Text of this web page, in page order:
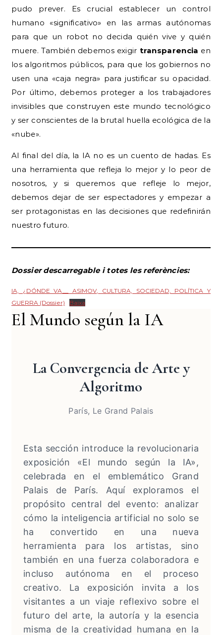
pudo prever. Es crucial establecer un control
humano «significativo» en las armas autónomas
para que un robot no decida quién vive y quién
muere. También debemos exigir transparencia en
los algoritmos públicos, para que los gobiernos no
usen una «caja negra» para justificar su opacidad.
Por último, debemos proteger a los trabajadores
invisibles que construyen este mundo tecnológico
y ser conscientes de la brutal huella ecológica de la
«nube».
Al final del día, la IA no es un cuento de hadas. Es
una herramienta que refleja lo mejor y lo peor de
nosotros, y si queremos que refleje lo mejor,
debemos dejar de ser espectadores y empezar a
ser protagonistas en las decisiones que redefinirán
nuestro futuro.
Dossier descarregable i totes les referències:
IA, ¿DÓNDE VA__ ASIMOV, CULTURA, SOCIEDAD, POLÍTICA Y
GUERRA (Dossier)
Baixa
El Mundo según la IA
La Convergencia de Arte y
Algoritmo
París, Le Grand Palais
Esta sección introduce la revolucionaria
exposición «El mundo según la IA»,
celebrada en el emblemático Grand
Palais de París. Aquí exploramos el
propósito central del evento: analizar
cómo la inteligencia artificial no solo se
ha convertido en una nueva
herramienta para los artistas, sino
también en una fuerza colaboradora e
incluso autónoma en el proceso
creativo. La exposición invita a los
visitantes a un viaje reflexivo sobre el
futuro del arte, la autoría y la esencia
misma de la creatividad humana en la